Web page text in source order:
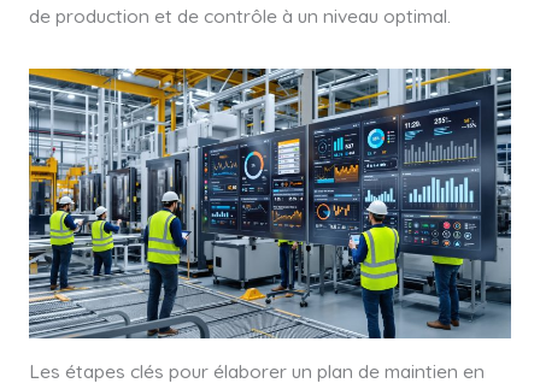
de production et de contrôle à un niveau optimal.
Les étapes clés pour élaborer un plan de maintien en